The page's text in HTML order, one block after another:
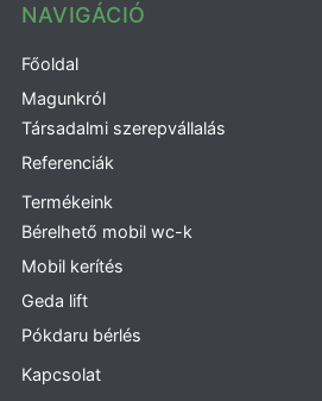
NAVIGÁCIÓ
Főoldal
Magunkról
Társadalmi szerepvállalás
Referenciák
Termékeink
Bérelhető mobil wc-k
Mobil kerítés
Geda lift
Pókdaru bérlés
Kapcsolat